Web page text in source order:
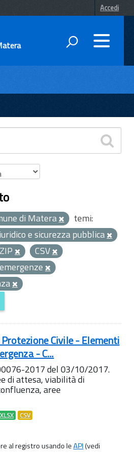
Accedi
di Matera
temi:
e sicurezza pubblica
ZIP
CSV
emergenze
Civile - Elementi
- C...
2017 del 03/10/2017.
di attesa, viabilità di
aree
CSV
al registro usando leAPI(vedi